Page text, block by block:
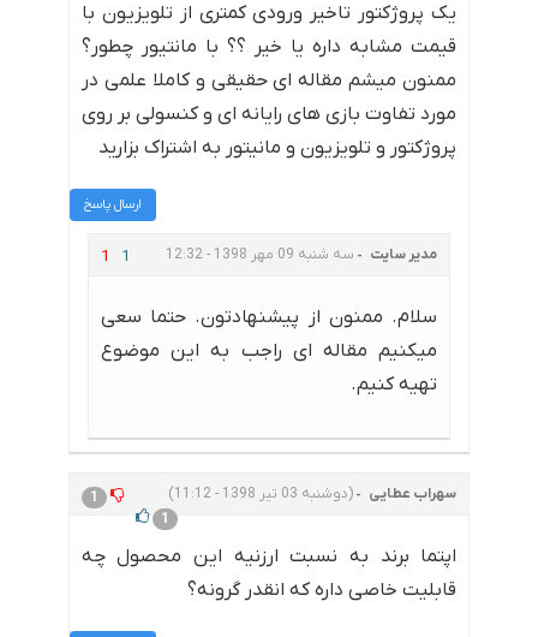
یک پروژکتور تاخیر ورودی کمتری از تلویزیون با
قیمت مشابه داره یا خیر ؟؟ با مانتیور چطور؟
ممنون میشم مقاله ای حقیقی و کاملا علمی در
مورد تفاوت بازی های رایانه ای و کنسولی بر روی
پروژکتور و تلویزیون و مانیتور به اشتراک بزارید
ارسال پاسخ
مدیر سایت سه شنبه 09 مهر 1398 - 12:32 1 1
سلام. ممنون از پیشنهادتون. حتما سعی
میکنیم مقاله ای راجب به این موضوع
تهیه کنیم.
سهراب عطایی (دوشنبه 03 تیر 1398 - 11:12)
1
1
اپتما برند به نسبت ارزنیه این محصول چه
قابلیت خاصی داره که انقدر گرونه؟